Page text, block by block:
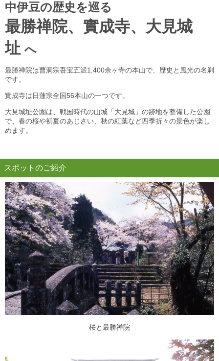
中伊豆の歴史を巡る
最勝禅院、實成寺、大見城
址 へ
最勝禅院は曹洞宗吾宝五派1,400余ヶ寺の本山で、歴史と風光の名刹
です。
實成寺は日蓮宗全国56本山の一つです。
大見城址公園は、戦国時代の山城「大見城」の跡地を整備した公園
で、春の桜や初夏のあじさい、秋の紅葉など四季折々の景色が楽し
めます。
スポットのご紹介
桜と最勝禅院